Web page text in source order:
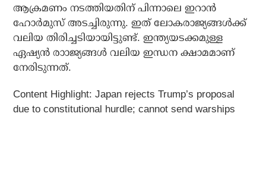
ആക്രമണം നടത്തിയതിന് പിന്നാലെ ഇറാന്‍
ഹോര്‍മുസ് അടച്ചിരുന്നു. ഇത് ലോകരാജ്യങ്ങള്‍ക്ക്
വലിയ തിരിച്ചടിയായിട്ടുണ്ട്. ഇന്ത്യയടക്കമുള്ള
ഏഷ്യന്‍ രാാജ്യങ്ങള്‍ വലിയ ഇന്ധന ക്ഷാമമാണ്
നേരിടുന്നത്.
Content Highlight: Japan rejects Trump’s proposal
due to constitutional hurdle; cannot send warships